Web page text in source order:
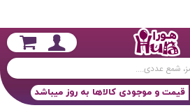
قیمت و موجودی کالاها به روز میباشد